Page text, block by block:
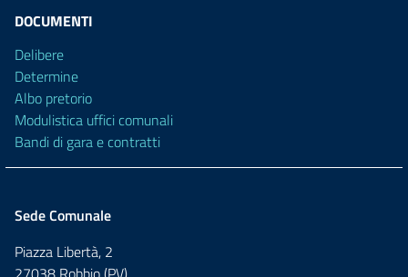
DOCUMENTI
Delibere
Determine
Albo pretorio
Modulistica uffici comunali
Bandi di gara e contratti
Sede Comunale
Piazza Libertà, 2